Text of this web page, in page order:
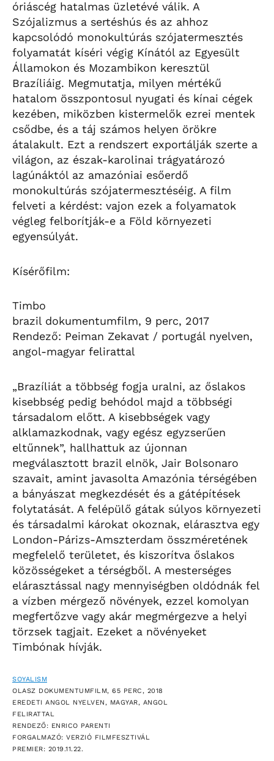
óriáscég hatalmas üzletévé válik. A
Szójalizmus a sertéshús és az ahhoz
kapcsolódó monokultúrás szójatermesztés
folyamatát kíséri végig Kínától az Egyesült
Államokon és Mozambikon keresztül
Brazíliáig. Megmutatja, milyen mértékű
hatalom összpontosul nyugati és kínai cégek
kezében, miközben kistermelők ezrei mentek
csődbe, és a táj számos helyen örökre
átalakult. Ezt a rendszert exportálják szerte a
világon, az észak-karolinai trágyatározó
lagúnáktól az amazóniai esőerdő
monokultúrás szójatermesztéséig. A film
felveti a kérdést: vajon ezek a folyamatok
végleg felborítják-e a Föld környezeti
egyensúlyát.
Kísérőfilm:
Timbo
brazil dokumentumfilm, 9 perc, 2017
Rendező: Peiman Zekavat / portugál nyelven,
angol-magyar felirattal
„Brazíliát a többség fogja uralni, az őslakos
kisebbség pedig behódol majd a többségi
társadalom előtt. A kisebbségek vagy
alklamazkodnak, vagy egész egyzserűen
eltűnnek”, hallhattuk az újonnan
megválasztott brazil elnök, Jair Bolsonaro
szavait, amint javasolta Amazónia térségében
a bányászat megkezdését és a gátépítések
folytatását. A felépülő gátak súlyos környezeti
és társadalmi károkat okoznak, elárasztva egy
London-Párizs-Amszterdam összméretének
megfelelő területet, és kiszorítva őslakos
közösségeket a térségből. A mesterséges
elárasztással nagy mennyiségben oldódnák fel
a vízben mérgező növények, ezzel komolyan
megfertőzve vagy akár megmérgezve a helyi
törzsek tagjait. Ezeket a növényeket
Timbónak hívják.
SOYALISM
OLASZ DOKUMENTUMFILM, 65 PERC, 2018
EREDETI ANGOL NYELVEN, MAGYAR, ANGOL
FELIRATTAL
RENDEZŐ: ENRICO PARENTI
FORGALMAZÓ: VERZIÓ FILMFESZTIVÁL
PREMIER: 2019.11.22.